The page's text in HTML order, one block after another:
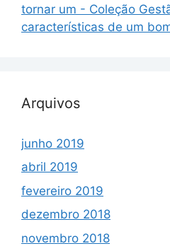
tornar um - Coleção
características de um
Arquivos
junho 2019
abril 2019
fevereiro 2019
dezembro 2018
novembro 2018